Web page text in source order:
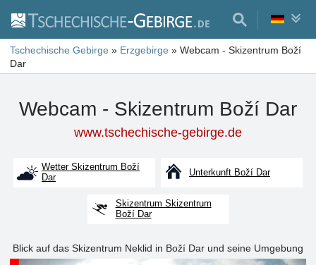
Tschechische Gebirge » Erzgebirge » Webcam - Skizentrum Boží
Dar
Webcam - Skizentrum Boží Dar
www.tschechische-gebirge.de
Wetter Skizentrum Boží
Dar
Unterkunft Boží Dar
Skizentrum Skizentrum
Boží Dar
Blick auf das Skizentrum Neklid in Boží Dar und seine Umgebung